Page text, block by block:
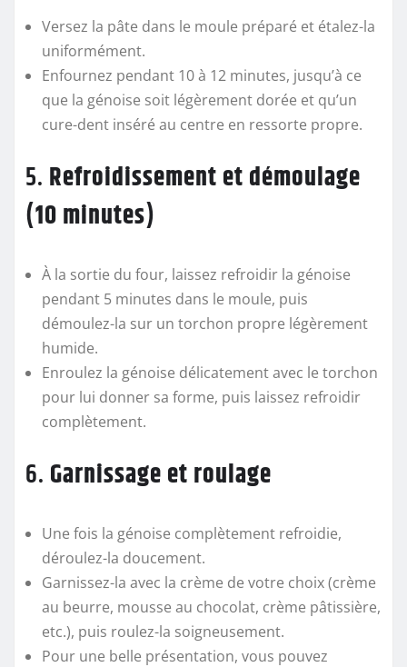
Versez la pâte dans le moule préparé et étalez-la
uniformément.
Enfournez pendant 10 à 12 minutes, jusqu’à ce
que la génoise soit légèrement dorée et qu’un
cure-dent inséré au centre en ressorte propre.
5. Refroidissement et démoulage
(10 minutes)
À la sortie du four, laissez refroidir la génoise
pendant 5 minutes dans le moule, puis
démoulez-la sur un torchon propre légèrement
humide.
Enroulez la génoise délicatement avec le torchon
pour lui donner sa forme, puis laissez refroidir
complètement.
6. Garnissage et roulage
Une fois la génoise complètement refroidie,
déroulez-la doucement.
Garnissez-la avec la crème de votre choix (crème
au beurre, mousse au chocolat, crème pâtissière,
etc.), puis roulez-la soigneusement.
Pour une belle présentation, vous pouvez